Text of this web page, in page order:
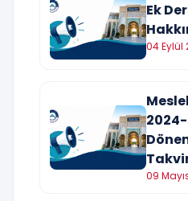
Ek
04 Eylül
09